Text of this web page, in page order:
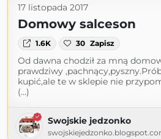
17 listopada 2017
Domowy salceson
1.6K 30 Zapisz
Od dawna chodził za mną
prawdziwy
kupić,ale te w sklepie nie
(...)
Swojskie jedzonko